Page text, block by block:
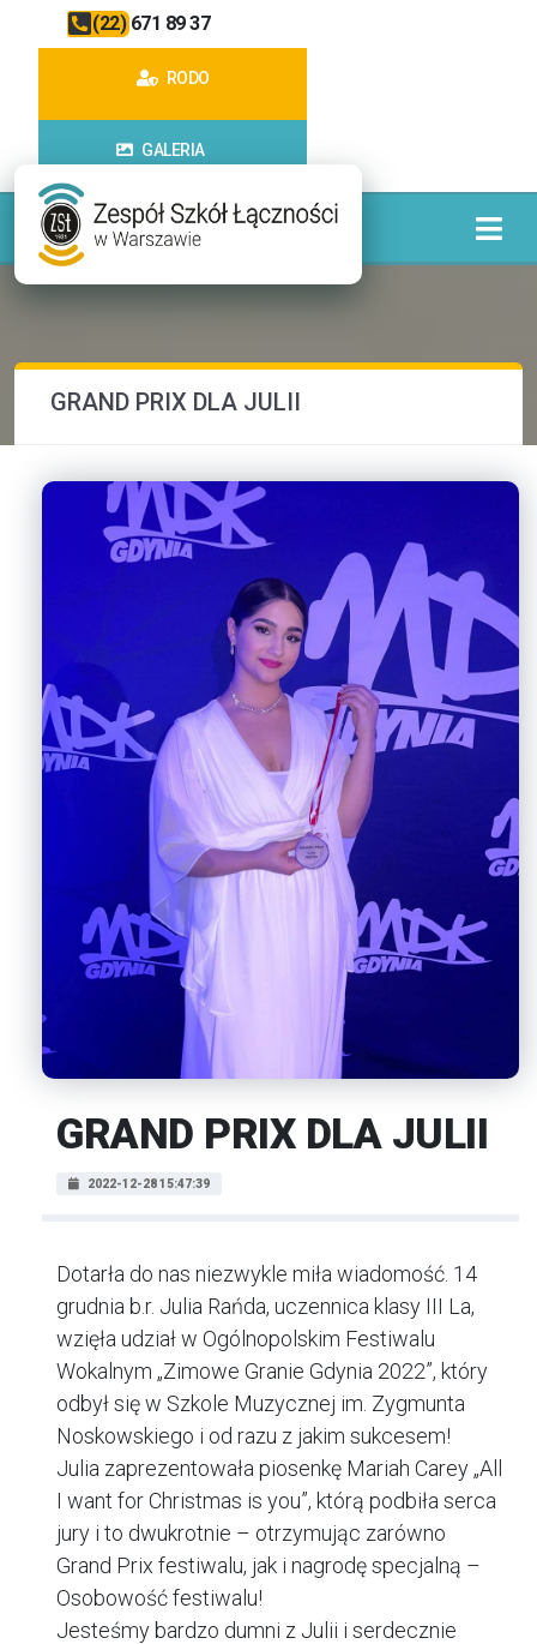
(22) 671 89 37
RODO
GALERIA
GRAND PRIX DLA JULII
GRAND PRIX DLA JULII
2022-12-28 15:47:39
Dotarła do nas niezwykle miła wiadomość. 14
grudnia b.r. Julia Rańda, uczennica klasy III La,
wzięła udział w Ogólnopolskim Festiwalu
Wokalnym „Zimowe Granie Gdynia 2022”, który
odbył się w Szkole Muzycznej im. Zygmunta
Noskowskiego i od razu z jakim sukcesem!
Julia zaprezentowała piosenkę Mariah Carey „All
I want for Christmas is you”, którą podbiła serca
jury i to dwukrotnie – otrzymując zarówno
Grand Prix festiwalu, jak i nagrodę specjalną –
Osobowość festiwalu!
Jesteśmy bardzo dumni z Julii i serdecznie